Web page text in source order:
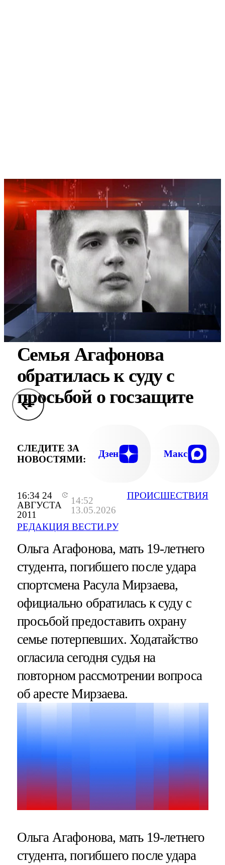
16:34 24
АВГУСТА
2011
14:52
13.05.2026
РЕДАКЦИЯ ВЕСТИ.РУ
ПРОИСШЕСТВИЯ
Семья Агафонова
обратилась к суду с
просьбой о госзащите
СЛЕДИТЕ ЗА
НОВОСТЯМИ:
Дзен Макс
Ольга Агафонова, мать 19-летнего
студента, погибшего после удара
спортсмена Расула Мирзаева,
официально обратилась к суду с
просьбой предоставить охрану
семье потерпевших. Ходатайство
огласила сегодня судья на
повторном рассмотрении вопроса
об аресте Мирзаева.
Ольга Агафонова, мать 19-летнего
студента, погибшего после удара